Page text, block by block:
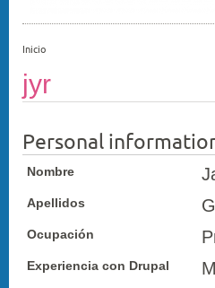
Inicio
jyr
Personal
Nombre
Apellidos
Ocupación
Experiencia con Drupal